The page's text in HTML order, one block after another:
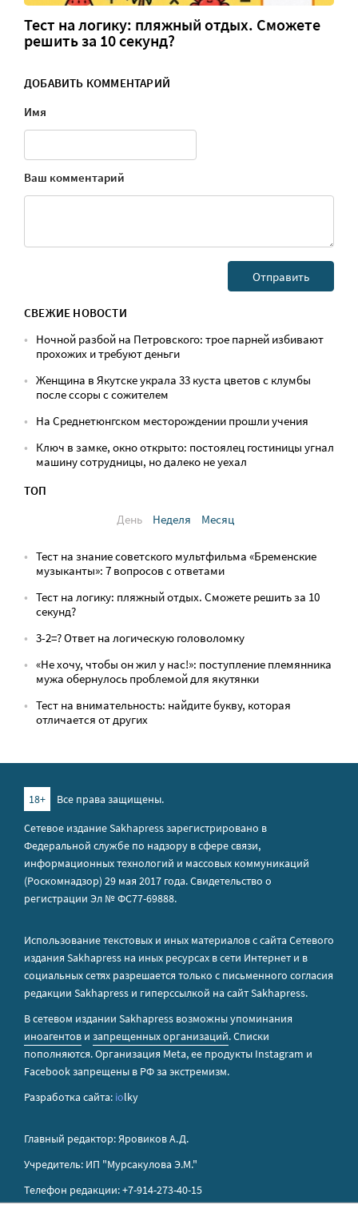
Тест на логику: пляжный отдых. Сможете
решить за 10 секунд?
ДОБАВИТЬ КОММЕНТАРИЙ
Имя
Ваш комментарий
СВЕЖИЕ НОВОСТИ
Ночной разбой на Петровского: трое парней избивают
прохожих и требуют деньги
Женщина в Якутске украла 33 куста цветов с клумбы
после ссоры с сожителем
На Среднетюнгском месторождении прошли учения
Ключ в замке, окно открыто: постоялец гостиницы угнал
машину сотрудницы, но далеко не уехал
ТОП
День
Неделя Месяц
Тест на знание советского мультфильма «Бременские
музыканты»: 7 вопросов с ответами
Тест на логику: пляжный отдых. Сможете решить за 10
секунд?
3-2=? Ответ на логическую головоломку
«Не хочу, чтобы он жил у нас!»: поступление племянника
мужа обернулось проблемой для якутянки
Тест на внимательность: найдите букву, которая
отличается от других
18+
Все права защищены.
Сетевое издание Sakhapress зарегистрировано в
Федеральной службе по надзору в сфере связи,
информационных технологий и массовых коммуникаций
(Роскомнадзор) 29 мая 2017 года. Свидетельство о
регистрации Эл № ФС77-69888.
Использование текстовых и иных материалов с сайта Сетевого
издания Sakhapress на иных ресурсах в сети Интернет и в
социальных сетях разрешается только с письменного согласия
редакции Sakhapress и гиперссылкой на сайт Sakhapress.
В сетевом издании Sakhapress возможны упоминания
иноагентов и запрещенных организаций. Списки
пополняются. Организация Metа, ее продукты Instagram и
Facebook запрещены в РФ за экстремизм.
Разработка сайта: iolky
Главный редактор: Яровиков А.Д.
Учредитель: ИП "Мурсакулова Э.М."
Телефон редакции: +7-914-273-40-15